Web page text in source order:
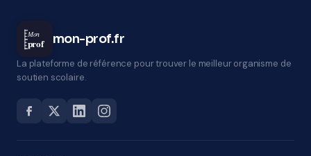
Mon
prof mon-prof.fr
La plateforme de référence pour trouver le meilleur organisme de
soutien scolaire.